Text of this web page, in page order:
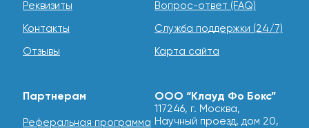
предпочитают открытое программное обеспечение,
избежать избыточных затрат на старте, предоставляя
Служба технической поддержки Cloud4box работает
круглосуточно, чтобы помочь с любыми вопросами по
Реквизиты
Контакты
Отзывы
Вопрос-ответ (FAQ)
Служба поддержки (24/7)
Карта сайта
Партнерам
Реферальная программа
ООО “Клауд Фо Бокс”
117246, г. Москва,
Научный проезд, дом 20,